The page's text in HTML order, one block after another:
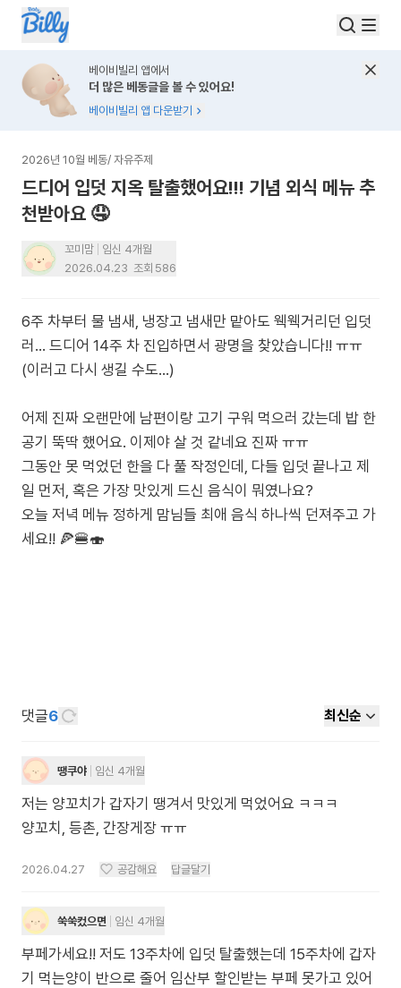
베이비빌리 앱에서
더 많은 베동글을 볼 수 있어요!
베이비빌리 앱 다운받기
2026년 10월 베동/ 자유주제
드디어 입덧 지옥 탈출했어요!!! 기념 외식 메뉴 추
천받아요 🤤
꼬미맘
임신 4개월
2026.04.23 조회 586
6주 차부터 물 냄새, 냉장고 냄새만 맡아도 웩웩거리던 입덧
러... 드디어 14주 차 진입하면서 광명을 찾았습니다!! ㅠㅠ
(이러고 다시 생길 수도…)
어제 진짜 오랜만에 남편이랑 고기 구워 먹으러 갔는데 밥 한
공기 뚝딱 했어요. 이제야 살 것 같네요 진짜 ㅠㅠ
그동안 못 먹었던 한을 다 풀 작정인데, 다들 입덧 끝나고 제
일 먼저, 혹은 가장 맛있게 드신 음식이 뭐였나요?
오늘 저녁 메뉴 정하게 맘님들 최애 음식 하나씩 던져주고 가
세요!! 🍕🍔🍣
댓글6 최신순
땡쿠야 임신 4개월
저는 양꼬치가 갑자기 땡겨서 맛있게 먹었어요 ㅋㅋㅋ
양꼬치, 등촌, 간장게장 ㅠㅠ
2026.04.27 공감해요 답글달기
쑥쑥컸으면 임신 4개월
부페가세요!! 저도 13주차에 입덧 탈출했는데 15주차에 갑자
기 먹는양이 반으로 줄어 임산부 할인받는 부페 못가고 있어